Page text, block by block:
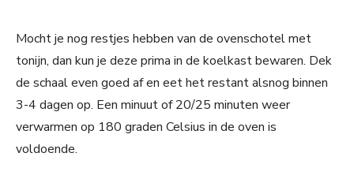
Mocht je nog restjes hebben van de ovenschotel met
tonijn, dan kun je deze prima in de koelkast bewaren. Dek
de schaal even goed af en eet het restant alsnog binnen
3-4 dagen op. Een minuut of 20/25 minuten weer
verwarmen op 180 graden Celsius in de oven is
voldoende.